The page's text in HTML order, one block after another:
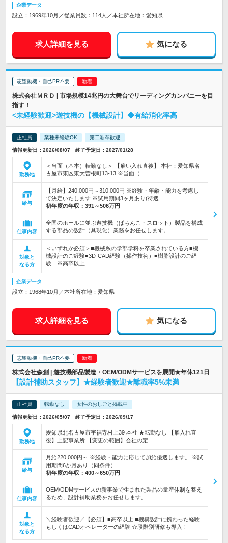
企業データ
設立：1969年10月／従業員数：114人／本社所在地：愛知県
求人詳細を見る 気になる
志望動機・自己PR不要
株式会社ＭＲＤ | 市場規模14兆円の大舞台でリーディングカンパニーを目
指す！
<未経験歓迎>遊技機の【機械設計】◆有給消化率高
正社員 業種未経験OK 第二新卒歓迎
情報更新日：2026/08/07 終了予定日：2027/01/28
勤務地
＜当面（基本）転勤なし＞ 【雇い入れ直後】 本社：愛知県名
古屋市東区東大曽根町13-13 ※当面（…
給与
【月給】240,000円～310,000円 ※経験・年齢・能力を考慮し
て決定いたします ※試用期間3ヶ月あり(待遇…
初年度の年収： 391～506万円
仕事内容
全国のホールに並ぶ遊技機（ぱちんこ・スロット）製品を構成
する部品の設計（具現化）業務をお任せします。
対象と
なる方
＜いずれか必須＞■機械系の学部学科を卒業されている方■機
械設計のご経験■3D-CAD経験（操作技術）■樹脂設計のご経
験 ※高卒以上
企業データ
設立：1968年10月／本社所在地：愛知県
求人詳細を見る 気になる
志望動機・自己PR不要
株式会社森創 | 遊技機部品製造・OEM/ODMサービスを展開★年休121日
【設計補助スタッフ】★経験者歓迎★離職率5%未満
正社員 転勤なし 女性のおしごと掲載中
情報更新日：2026/05/07 終了予定日：2026/09/17
勤務地
愛知県北名古屋市宇福寺村上39 本社 ★転勤なし 【雇入れ直
後】上記事業所 【変更の範囲】会社の定…
給与
月給220,000円～ ※経験・能力に応じて加給優遇します。 ※試
用期間6か月あり（同条件）
初年度の年収： 400～650万円
仕事内容
OEM/ODMサービスの新事業で生まれた製品の量産体制を整え
るため、設計補助業務をお任せします。
対象と
なる方
＼経験者歓迎／【必須】■高卒以上 ■機構設計に携わった経験
もしくはCADオペレーターの経験 ☆段階別研修も導入！